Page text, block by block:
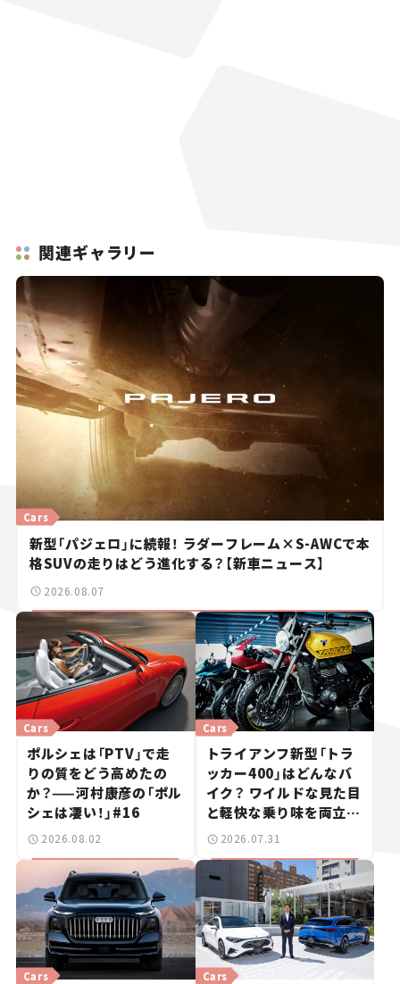
関連ギャラリー
Cars
新型「パジェロ」に続報！ ラダーフレーム×S-AWCで本
格SUVの走りはどう進化する？【新車ニュース】
2026.08.07
Cars
ポルシェは「PTV」で走
りの質をどう高めたの
か？——河村康彦の「ポル
シェは凄い！」#16
2026.08.02
Cars
トライアンフ新型「トラ
ッカー400」はどんなバ
イク？ ワイルドな見た目
と軽快な乗り味を両立し
た400ccフラットトラッ
2026.07.31
Cars Cars